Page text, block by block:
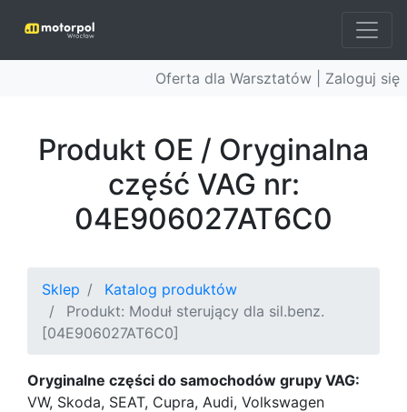
Oferta dla Warsztatów | Zaloguj się
Produkt OE / Oryginalna
część VAG nr:
04E906027AT6C0
Sklep
Katalog produktów
Produkt: Moduł sterujący dla sil.benz.
[04E906027AT6C0]
Oryginalne części do samochodów grupy VAG:
VW, Skoda, SEAT, Cupra, Audi, Volkswagen